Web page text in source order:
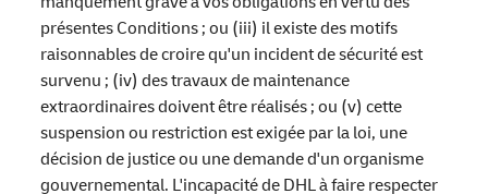
présentes Conditions ; ou (iii) il existe des motifs
raisonnables de croire qu'un incident de sécurité est
survenu ; (iv) des travaux de maintenance
extraordinaires doivent être réalisés ; ou (v) cette
suspension ou restriction est exigée par la loi, une
décision de justice ou une demande d'un organisme
gouvernemental. L'incapacité de DHL à faire respecter